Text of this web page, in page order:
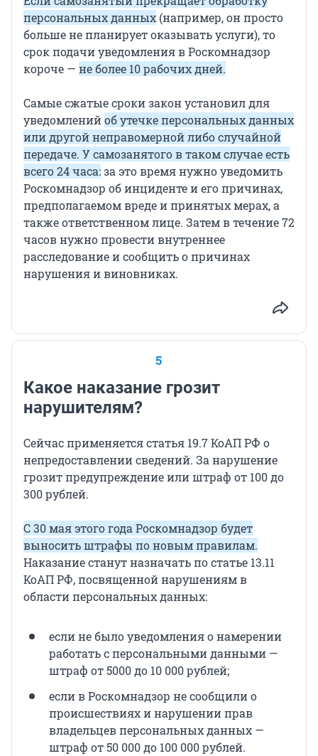
персональных данных (например, он просто
больше не планирует оказывать услуги), то
срок подачи уведомления в Роскомнадзор
короче — не более 10 рабочих дней.
Самые сжатые сроки закон установил для
уведомленийоб утечке персональных данных
или другой неправомерной либо случайной
передаче. У самозанятого в таком случае есть
всего 24 часа:за это время нужно уведомить
Роскомнадзор об инциденте и его причинах,
предполагаемом вреде и принятых мерах, а
также ответственном лице. Затем в течение 72
часов нужно провести внутреннее
расследование и сообщить о причинах
нарушения и виновниках.
5
Какое наказание грозит
нарушителям?
Сейчас применяется статья 19.7 КоАП РФ о
непредоставлении сведений. За нарушение
грозит предупреждение или штраф от 100 до
300 рублей.
С 30 мая этого года Роскомнадзор будет
выносить штрафы по новым правилам.
Наказание станут назначать по статье 13.11
КоАП РФ, посвященной нарушениям в
области персональных данных:
если не было уведомления о намерении
работать с персональными данными —
штраф от 5000 до 10 000 рублей;
если в Роскомнадзор не сообщили о
происшествиях и нарушении прав
владельцев персональных данных —
штраф от 50 000 до 100 000 рублей.